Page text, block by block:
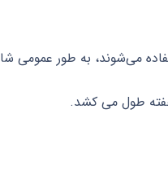
طول می کشد.